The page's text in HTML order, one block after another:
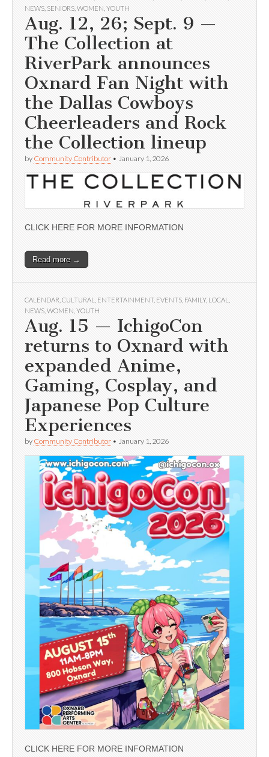
NEWS SENIORS WOMEN YOUTH
Aug. 12, 26; Sept. 9 —
The Collection at
RiverPark announces
Oxnard Fan Night with
the Dallas Cowboys
Cheerleaders and Rock
the Collection lineup
by Community Contributor • January 1, 2026
CLICK HERE FOR MORE INFORMATION
Read more →
CALENDAR CULTURAL ENTERTAINMENT, EVENTS FAMILY, LOCAL
NEWS WOMEN YOUTH
Aug. 15 — IchigoCon
returns to Oxnard with
expanded Anime,
Gaming, Cosplay, and
Japanese Pop Culture
Experiences
by Community Contributor • January 1, 2026
CLICK HERE FOR MORE INFORMATION